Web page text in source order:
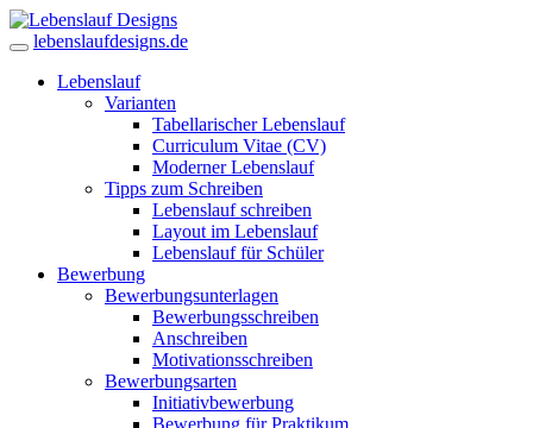
lebenslaufdesigns.de
Lebenslauf
Varianten
Tabellarischer Lebenslauf
Curriculum Vitae (CV)
Moderner Lebenslauf
Tipps zum Schreiben
Lebenslauf schreiben
Layout im Lebenslauf
Lebenslauf für Schüler
Bewerbung
Bewerbungsunterlagen
Bewerbungsschreiben
Anschreiben
Motivationsschreiben
Bewerbungsarten
Initiativbewerbung
Bewerbung für Praktikum